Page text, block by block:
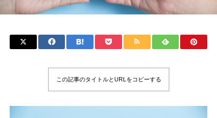
この記事のタイトルとURLをコピーする